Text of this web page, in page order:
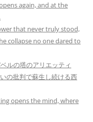
again, and at the
that never truly stood,
collapse no one dared to
ルの塔のアリエッティ
の批判で蘇生し続ける西
opens the mind, where